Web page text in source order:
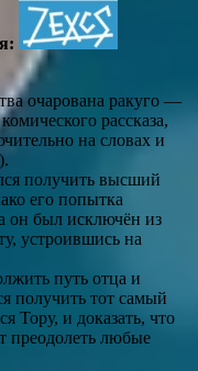
очарована ракуго —
рассказа,
на словах и
получить высший
его попытка
он был исключён из
устроившись на
путь отца и
получить тот самый
Тору, и доказать, что
преодолеть любые